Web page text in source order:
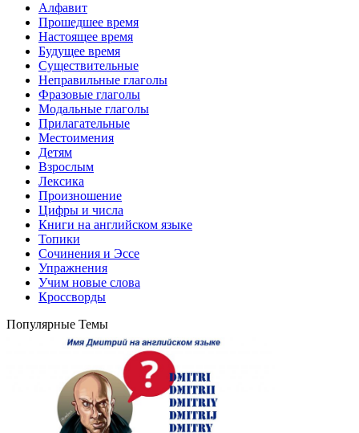
Алфавит
Прошедшее время
Настоящее время
Будущее время
Существительные
Неправильные глаголы
Фразовые глаголы
Модальные глаголы
Прилагательные
Местоимения
Детям
Взрослым
Лексика
Произношение
Цифры и числа
Книги на английском языке
Топики
Сочинения и Эссе
Упражнения
Учим новые слова
Кроссворды
Популярные Темы